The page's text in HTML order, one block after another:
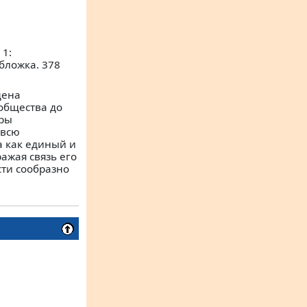
378
до
как единый и
связь его
сообразно